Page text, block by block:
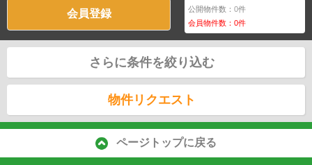
会員登録 公開物件数：0件
会員物件数：0件
さらに条件を絞り込む
物件リクエスト
ページトップに戻る